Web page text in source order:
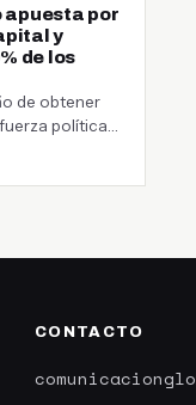
apuesta por
y
de los
de obtener
política
fijó…
CONTACTO